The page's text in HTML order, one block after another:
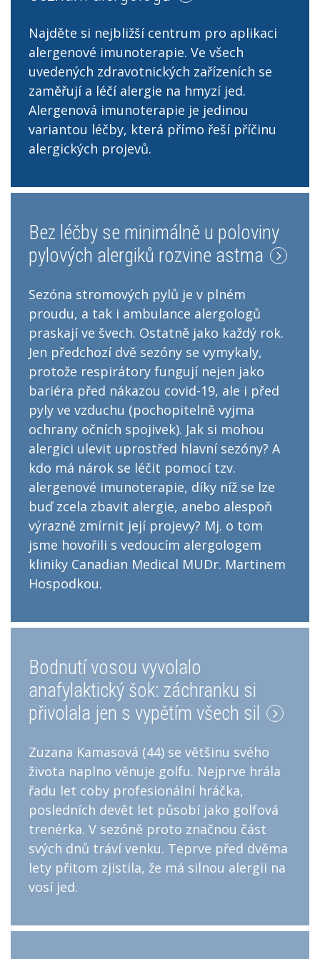
Najděte si nejbližší centrum pro aplikaci
alergenové imunoterapie. Ve všech
uvedených zdravotnických zařízeních se
zaměřují a léčí alergie na hmyzí jed.
Alergenová imunoterapie je jedinou
variantou léčby, která přímo řeší příčinu
alergických projevů.
Bez léčby se minimálně u poloviny
pylových alergiků rozvine astma
Sezóna stromových pylů je v plném
proudu, a tak i ambulance alergologů
praskají ve švech. Ostatně jako každý rok.
Jen předchozí dvě sezóny se vymykaly,
protože respirátory fungují nejen jako
bariéra před nákazou covid-19, ale i před
pyly ve vzduchu (pochopitelně vyjma
ochrany očních spojivek). Jak si mohou
alergici ulevit uprostřed hlavní sezóny? A
kdo má nárok se léčit pomocí tzv.
alergenové imunoterapie, díky níž se lze
buď zcela zbavit alergie, anebo alespoň
výrazně zmírnit její projevy? Mj. o tom
jsme hovořili s vedoucím alergologem
kliniky Canadian Medical MUDr. Martinem
Hospodkou.
Bodnutí vosou vyvolalo
anafylaktický šok: záchranku si
přivolala jen s vypětím všech sil
Zuzana Kamasová (44) se většinu svého
života naplno věnuje golfu. Nejprve hrála
řadu let coby profesionální hráčka,
posledních devět let působí jako golfová
trenérka. V sezóně proto značnou část
svých dnů tráví venku. Teprve před dvěma
lety přitom zjistila, že má silnou alergii na
vosí jed.